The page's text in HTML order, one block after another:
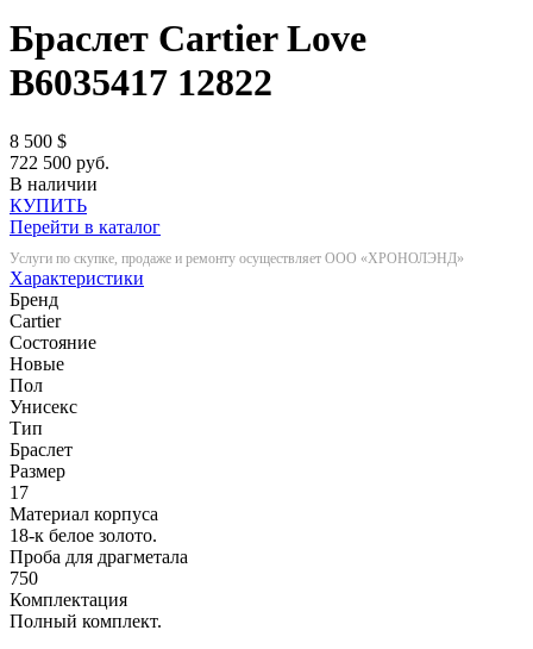
Браслет Cartier Love
B6035417 12822
8 500 $
722 500 руб.
В наличии
КУПИТЬ
Перейти в каталог
Услуги по скупке, продаже и ремонту осуществляет ООО «ХРОНОЛЭНД»
Характеристики
Бренд
Cartier
Состояние
Новые
Пол
Унисекс
Тип
Браслет
Размер
17
Материал корпуса
18-к белое золото.
Проба для драгметала
750
Комплектация
Полный комплект.